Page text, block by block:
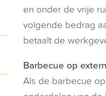
en onder de vrije
volgende bedrag
betaalt de
Barbecue op
Als de barbecue